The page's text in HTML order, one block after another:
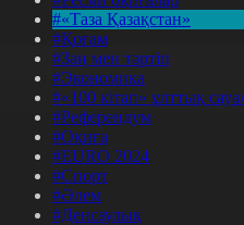
#«Таза Қазақстан»
#Қоғам
#Заң мен тәртіп
#Экономика
#«100 кітап» ұлттық
#Референдум
#Оқиға
#EURO 2024
#Спорт
#Әлем
#Денсаулық